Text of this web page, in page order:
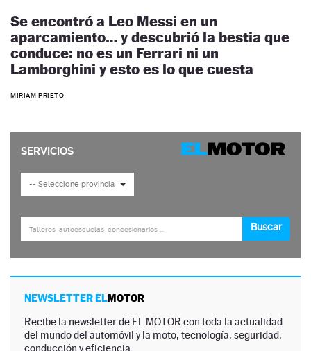
Se encontró a Leo Messi en un
aparcamiento… y descubrió la bestia que
conduce: no es un Ferrari ni un
Lamborghini y esto es lo que cuesta
MIRIAM PRIETO
NEWSLETTER ELMOTOR
Recibe la newsletter de EL MOTOR con toda la actualidad
del mundo del automóvil y la moto, tecnología, seguridad,
conducción y eficiencia.